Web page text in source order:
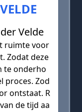
Velde
ruimte voor
Zodat deze
te onderho
proces. Zod
ontstaat. R
de tijd aa